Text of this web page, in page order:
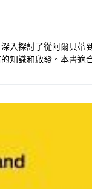
入探討了從阿爾貝
識和啟發。本書適